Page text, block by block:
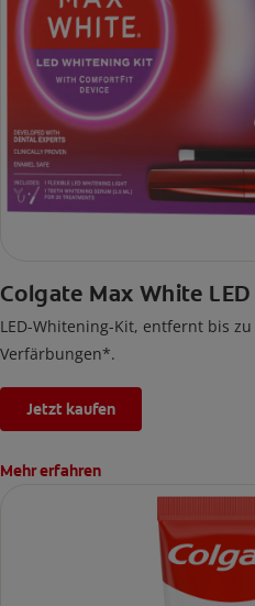
Colgate Max White
LED-Whitening-Kit, entfernt bis zu
Verfärbungen*.
Jetzt kaufen
Mehr erfahren